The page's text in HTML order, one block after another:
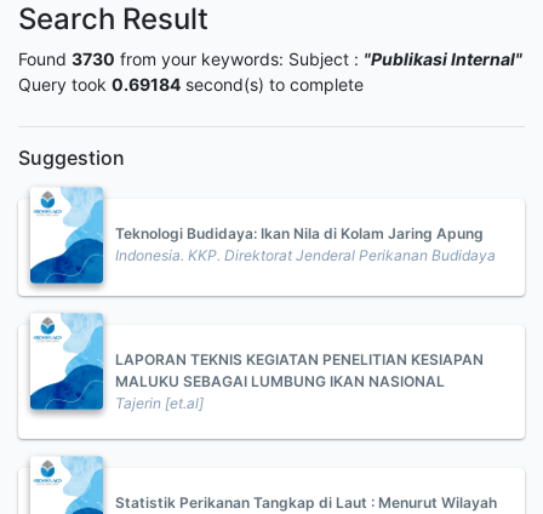
Search Result
Found 3730 from your keywords: Subject : "Publikasi Internal"
Query took 0.69184 second(s) to complete
Suggestion
Teknologi Budidaya: Ikan Nila di Kolam Jaring Apung
Indonesia. KKP. Direktorat Jenderal Perikanan Budidaya
LAPORAN TEKNIS KEGIATAN PENELITIAN KESIAPAN
MALUKU SEBAGAI LUMBUNG IKAN NASIONAL
Tajerin [et.al]
Statistik Perikanan Tangkap di Laut : Menurut Wilayah